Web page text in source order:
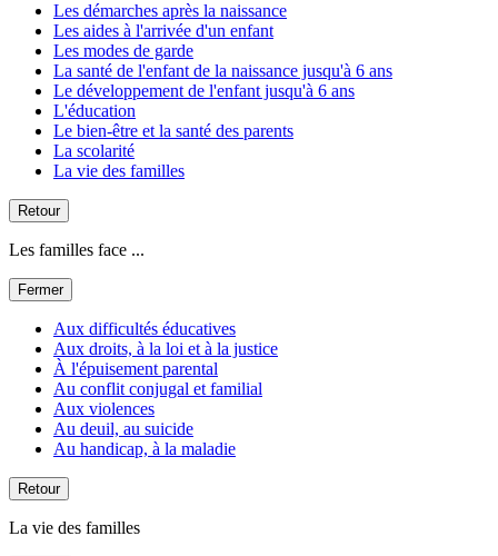
Les démarches après la naissance
Les aides à l'arrivée d'un enfant
Les modes de garde
La santé de l'enfant de la naissance jusqu'à 6 ans
Le développement de l'enfant jusqu'à 6 ans
L'éducation
Le bien-être et la santé des parents
La scolarité
La vie des familles
Retour
Les familles face ...
Fermer
Aux difficultés éducatives
Aux droits, à la loi et à la justice
À l'épuisement parental
Au conflit conjugal et familial
Aux violences
Au deuil, au suicide
Au handicap, à la maladie
Retour
La vie des familles